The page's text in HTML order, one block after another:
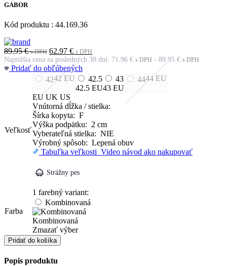
GABOR
Kód produktu : 44.169.36
89.95€s DPH Original
price
was:
89.95 €. s
DPH
62.97 € s DPH
price
62.97 €.s
DPH
Najnižšia cena za posledných 30 dní: 71.96 € s DPH - 89.95 € s DPH
Pridať do obľúbených
Veľkosť
4242EU
42.5
42.5 EU
43
43 EU
4444EU
EU UK US
Vnútorná dĺžka / stielka:
Šírka kopyta: F
Výška podpätku: 2 cm
Vyberateľná stielka: NIE
Výrobný spôsob: Lepená obuv
Tabuľka veľkosti Video návod ako nakupovať
Strážny pes
Farba
1 farebný variant:
Kombinovaná
Kombinovaná
Zmazať výber
množstvo
Baleríny
Pridať do košíka
Popis produktu